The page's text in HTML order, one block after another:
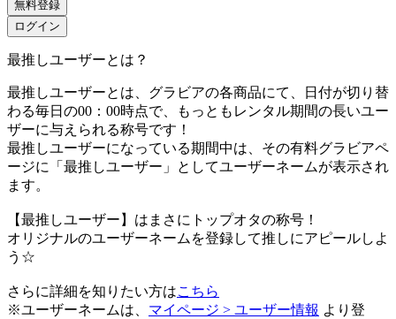
無料登録
ログイン
最推しユーザーとは？
最推しユーザーとは、グラビアの各商品にて、日付が切り替
わる毎日の00：00時点で、
もっともレンタル期間の長いユー
ザーに与えられる称号です！
最推しユーザーになっている期間中は、 その有料グラビアペ
ージに「最推しユーザー」としてユーザーネームが表示され
ます。
【最推しユーザー】はまさにトップオタの称号！
オリジナルのユーザーネームを登録して推しにアピールしよ
う☆
さらに詳細を知りたい方はこちら
※ユーザーネームは、 マイページ > ユーザー情報 より登